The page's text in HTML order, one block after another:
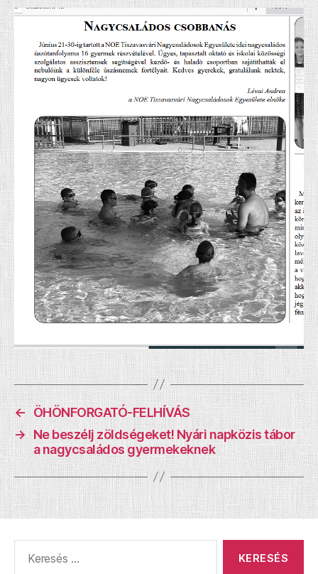
← ÖHÖNFORGATÓ-FELHÍVÁS
→ Ne beszélj zöldségeket! Nyári napközis tábor
a nagycsaládos gyermekeknek